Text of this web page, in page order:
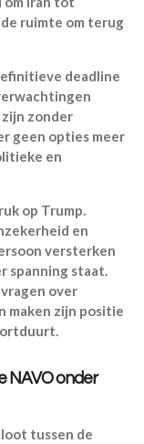
ruimte om terug
deadline
zonder
geen opties meer
en
op Trump.
en
versterken
spanning staat.
over
maken zijn positie
NAVO onder
tussen de